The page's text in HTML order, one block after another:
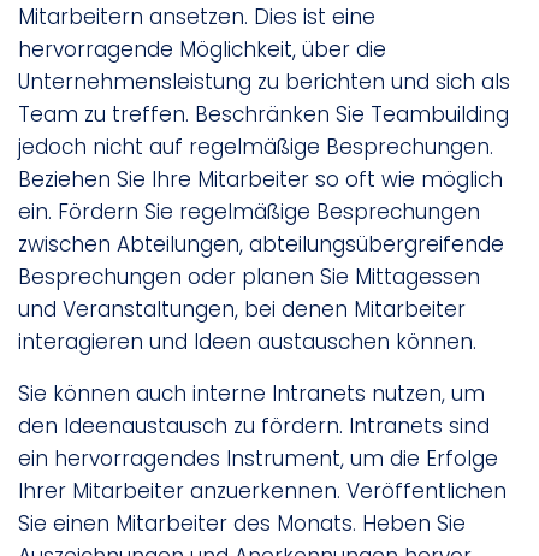
Mitarbeitern ansetzen. Dies ist eine
hervorragende Möglichkeit, über die
Unternehmensleistung zu berichten und sich als
Team zu treffen. Beschränken Sie Teambuilding
jedoch nicht auf regelmäßige Besprechungen.
Beziehen Sie Ihre Mitarbeiter so oft wie möglich
ein. Fördern Sie regelmäßige Besprechungen
zwischen Abteilungen, abteilungsübergreifende
Besprechungen oder planen Sie Mittagessen
und Veranstaltungen, bei denen Mitarbeiter
interagieren und Ideen austauschen können.
Sie können auch interne Intranets nutzen, um
den Ideenaustausch zu fördern. Intranets sind
ein hervorragendes Instrument, um die Erfolge
Ihrer Mitarbeiter anzuerkennen. Veröffentlichen
Sie einen Mitarbeiter des Monats. Heben Sie